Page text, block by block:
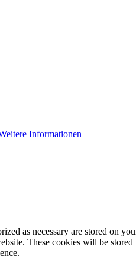
Informationen
as necessary are stored on
These cookies will be